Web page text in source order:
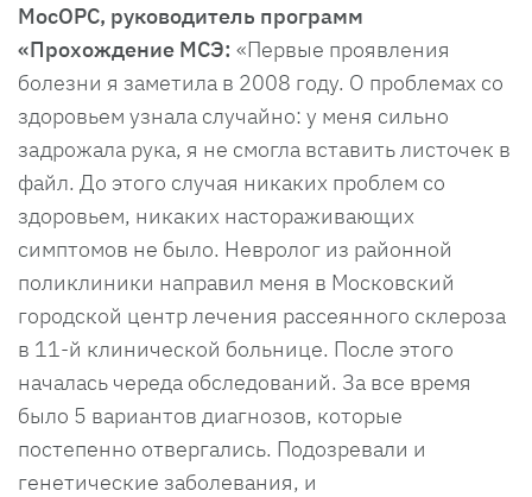
МосОРС, руководитель программ
«Прохождение МСЭ: «Первые проявления
болезни я заметила в 2008 году. О проблемах со
здоровьем узнала случайно: у меня сильно
задрожала рука, я не смогла вставить листочек в
файл. До этого случая никаких проблем со
здоровьем, никаких настораживающих
симптомов не было. Невролог из районной
поликлиники направил меня в Московский
городской центр лечения рассеянного склероза
в 11-й клинической больнице. После этого
началась череда обследований. За все время
было 5 вариантов диагнозов, которые
постепенно отвергались. Подозревали и
генетические заболевания, и